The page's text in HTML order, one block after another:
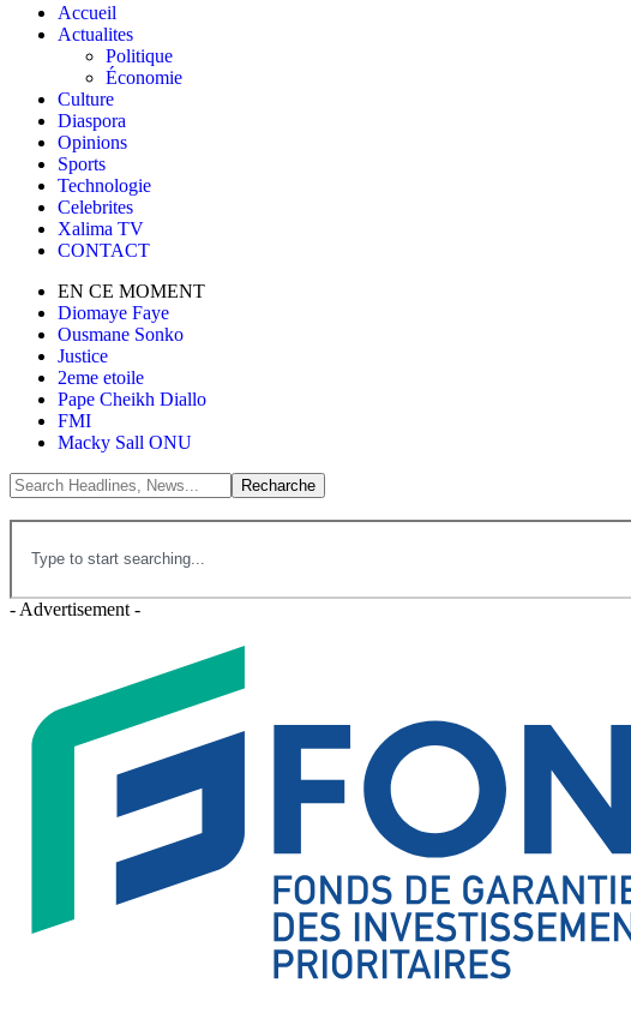
Accueil
Actualites
Politique
Économie
Culture
Diaspora
Opinions
Sports
Technologie
Celebrites
Xalima TV
CONTACT
EN CE MOMENT
Diomaye Faye
Ousmane Sonko
Justice
2eme etoile
Pape Cheikh Diallo
FMI
Macky Sall ONU
- Advertisement -